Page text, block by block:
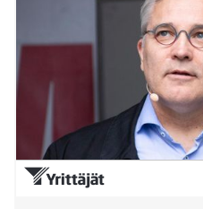
tekoäly-, puolustus-,
kaksikäyttöteknologioihin
osaamista sekä tutkimus-